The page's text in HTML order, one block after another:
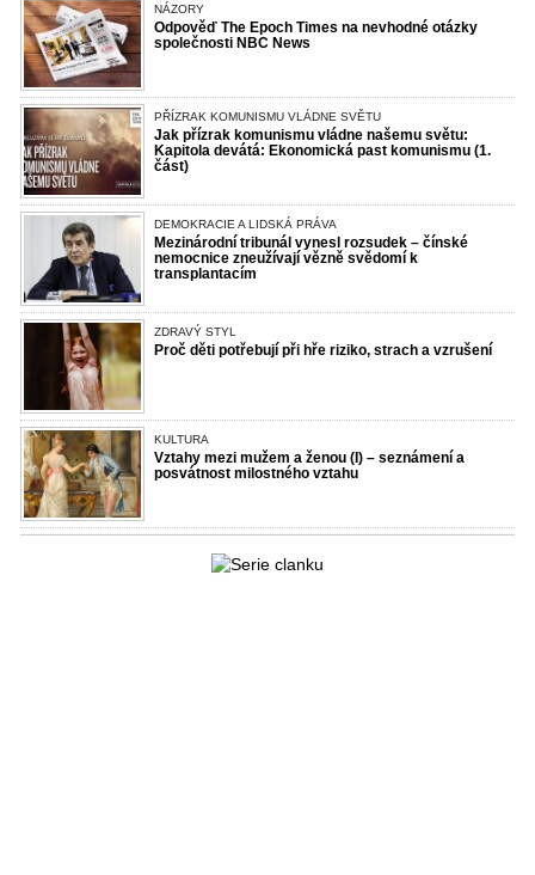
NÁZORY
Odpověď The Epoch Times na nevhodné otázky
společnosti NBC News
PŘÍZRAK KOMUNISMU VLÁDNE SVĚTU
Jak přízrak komunismu vládne našemu světu:
Kapitola devátá: Ekonomická past komunismu (1.
část)
DEMOKRACIE A LIDSKÁ PRÁVA
Mezinárodní tribunál vynesl rozsudek – čínské
nemocnice zneužívají vězně svědomí k
transplantacím
ZDRAVÝ STYL
Proč děti potřebují při hře riziko, strach a vzrušení
KULTURA
Vztahy mezi mužem a ženou (I) – seznámení a
posvátnost milostného vztahu